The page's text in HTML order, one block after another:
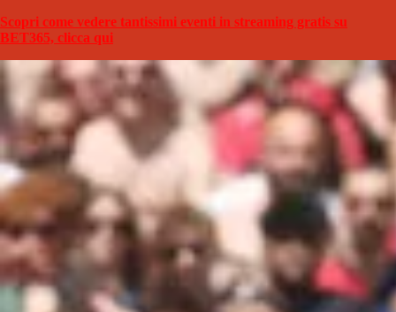
Scopri come vedere tantissimi eventi in streaming gratis su
BET365, clicca qui